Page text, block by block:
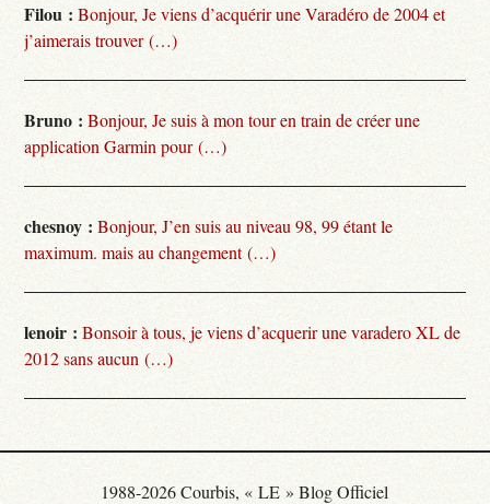
Filou : Bonjour, Je viens d’acquérir une Varadéro de 2004 et
j’aimerais trouver (…)
Bruno : Bonjour, Je suis à mon tour en train de créer une
application Garmin pour (…)
chesnoy : Bonjour, J’en suis au niveau 98, 99 étant le
maximum. mais au changement (…)
lenoir : Bonsoir à tous, je viens d’acquerir une varadero XL de
2012 sans aucun (…)
1988-2026 Courbis, « LE » Blog Officiel